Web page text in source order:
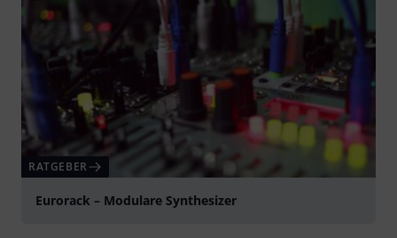
RATGEBER
Eurorack – Modulare Synthesizer